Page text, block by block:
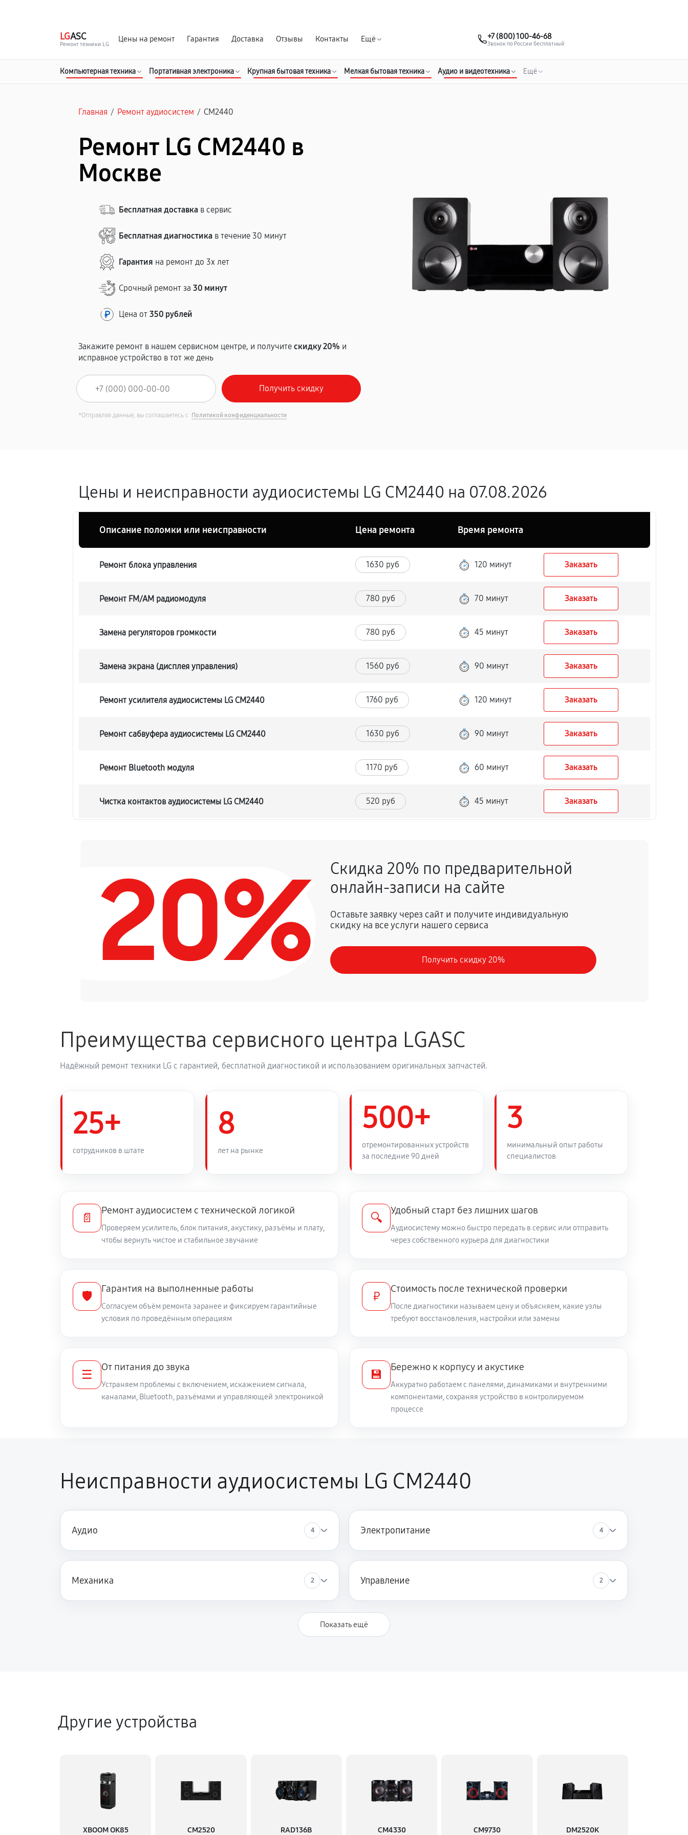
LGASC
Ремонт техники LG
Цены на ремонт Гарантия Доставка Отзывы Контакты Ещё +7 (800) 100-46-68
Звонок по России бесплатный
Компьютерная техника Портативная электроника Крупная бытовая техника Мелкая бытовая техника Аудио и видеотехника Ещё
Главная / Ремонт аудиосистем / CM2440
Ремонт LG CM2440 в
Москве
Бесплатная доставка в сервис
Бесплатная диагностика в течение 30 минут
Гарантия на ремонт до 3х лет
Срочный ремонт за30 минут
Цена от350 рублей
Закажите ремонт в нашем сервисном центре, и получитескидку 20% и
исправное устройство в тот же день
*Отправляя данные, вы соглашаетесь с Политикой конфиденциальности
Цены и неисправности аудиосистемы LG CM2440 на 07.08.2026
Описание поломки или неисправности Цена ремонта Время ремонта
Ремонт блока управления 1630 руб 120 минут Заказать
Ремонт FM/AM радиомодуля 780 руб 70 минут Заказать
Замена регуляторов громкости 780 руб 45 минут Заказать
Замена экрана (дисплея управления) 1560 руб 90 минут Заказать
Ремонт усилителя аудиосистемы LG CM2440 1760 руб 120 минут Заказать
Ремонт сабвуфера аудиосистемы LG CM2440 1630 руб 90 минут Заказать
Ремонт Bluetooth модуля 1170 руб 60 минут Заказать
Чистка контактов аудиосистемы LG CM2440 520 руб 45 минут Заказать
650 руб 40 минут Заказать
Восстановление после попадания влаги
Замена динамика аудиосистемы LG CM2440
Заказать
Замена кабеля питания 590 руб
20%
Скидка 20% по предварительной
онлайн-записи на сайте
Оставьте заявку через сайт и получите индивидуальную
скидку на все услуги нашего сервиса
Получить скидку 20%
Преимущества сервисного центра LGASC
Надёжный ремонт техники LG с гарантией, бесплатной диагностикой и использованием оригинальных запчастей.
25+
сотрудников в штате
8
лет на рынке
500+
отремонтированных устройств
за последние 90 дней
3
минимальный опыт работы
специалистов
📄
Ремонт аудиосистем с технической логикой
Проверяем усилитель, блок питания, акустику, разъёмы и плату,
чтобы вернуть чистое и стабильное звучание
🔍
Удобный старт без лишних шагов
Аудиосистему можно быстро передать в сервис или отправить
через собственного курьера для диагностики
🛡️
Гарантия на выполненные работы
Согласуем объём ремонта заранее и фиксируем гарантийные
условия по проведённым операциям
₽
Стоимость после технической проверки
После диагностики называем цену и объясняем, какие узлы
требуют восстановления, настройки или замены
☰
От питания до звука
Устраняем проблемы с включением, искажением сигнала,
каналами, Bluetooth, разъёмами и управляющей электроникой
💾
Бережно к корпусу и акустике
Аккуратно работаем с панелями, динамиками и внутренними
компонентами, сохраняя устройство в контролируемом
процессе
Неисправности аудиосистемы LG CM2440
Аудио 4 Электропитание 4
Механика 2 Управление 2
Показать ещё
Другие устройства
XBOOM OK85 CM2520 RAD136B CM4330 CM9730 DM2520K